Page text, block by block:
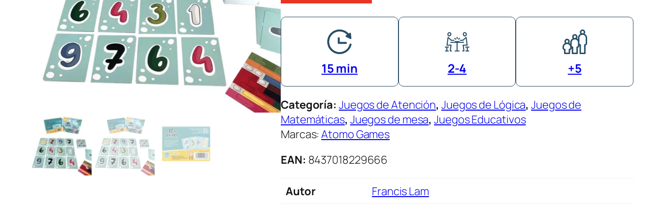
15 min 2-4 +5
Categoría: Juegos de Atención, Juegos de Lógica, Juegos de
Matemáticas, Juegos de mesa, Juegos Educativos
Marcas:Atomo Games
EAN: 8437018229666
Autor
Francis Lam